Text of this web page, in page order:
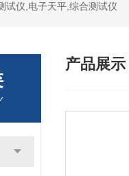
试仪,电子天平,综合测试仪
产品展示